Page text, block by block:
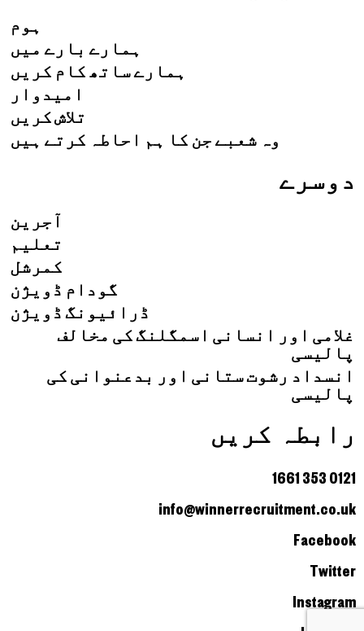
ہوم
ہمارے بارے میں
ہمارے ساتھ کام کریں
امیدوار
تلاش کریں
وہ شعبے جن کا ہم احاطہ کرتے ہیں
دوسرے
آجرین
تعلیم
کمرشل
گودام ڈویژن
ڈرائیونگ ڈویژن
غلامی اور انسانی اسمگلنگ کی مخالف
پالیسی
انسداد رشوت ستانی اور بدعنوانی کی
پالیسی
رابطہ کریں
0121 353 1661
info@winnerrecruitment.co.uk
Facebook
Twitter
Instagram